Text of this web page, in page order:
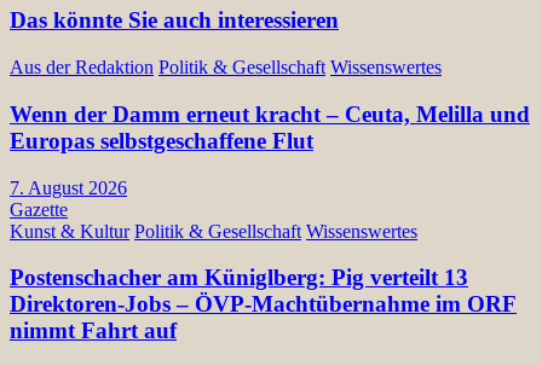
Das könnte Sie auch interessieren
Aus der Redaktion Politik & Gesellschaft Wissenswertes
Wenn der Damm erneut kracht – Ceuta, Melilla und
Europas selbstgeschaffene Flut
7. August 2026
Gazette
Kunst & Kultur Politik & Gesellschaft Wissenswertes
Postenschacher am Küniglberg: Pig verteilt 13
Direktoren-Jobs – ÖVP-Machtübernahme im ORF
nimmt Fahrt auf